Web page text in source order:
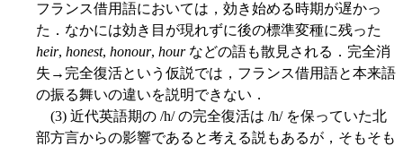
フランス借用語においては，効き始める時期が遅かっ
た．なかには効き目が現れずに後の標準変種に残った
heir, honest, honour, hourなどの語も散見される．完全消
失→完全復活という仮説では，フランス借用語と本来語
の振る舞いの違いを説明できない．
(3) 近代英語期の /h/ の完全復活は /h/ を保っていた北
部方言からの影響であると考える説もあるが，そもそも